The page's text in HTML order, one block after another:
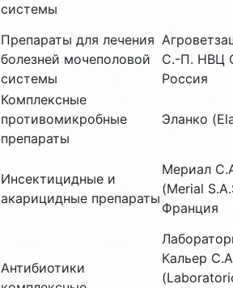
системы
Препараты для лечения
болезней мочеполовой
системы
С.-П. НВЦ
Россия
Комплексные
противомикробные
препараты
Эланко
Инсектицидные и
акарицидные препараты
Мериал
(Merial
Франция
Антибиотики
Кальер